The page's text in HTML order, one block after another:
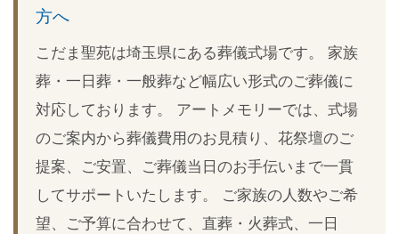
方へ
こだま聖苑は埼玉県にある葬儀式場です。 家族
葬・一日葬・一般葬など幅広い形式のご葬儀に
対応しております。 アートメモリーでは、式場
のご案内から葬儀費用のお見積り、花祭壇のご
提案、ご安置、ご葬儀当日のお手伝いまで一貫
してサポートいたします。 ご家族の人数やご希
望、ご予算に合わせて、直葬・火葬式、一日